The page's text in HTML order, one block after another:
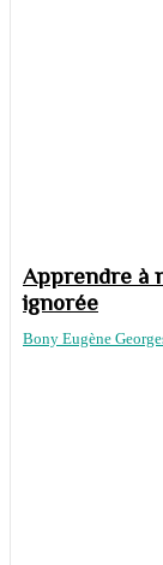
Apprendre à
ignorée
Bony Eugène